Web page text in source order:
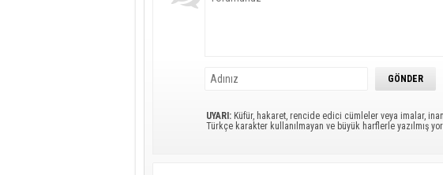
UYARI: Küfür, hakaret, rencide edici cümleler veya imalar,
Türkçe karakter kullanılmayan ve büyük harflerle yazılmış